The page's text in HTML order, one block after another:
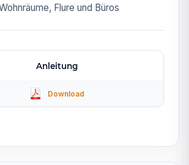
Flure und Büros
Anleitung